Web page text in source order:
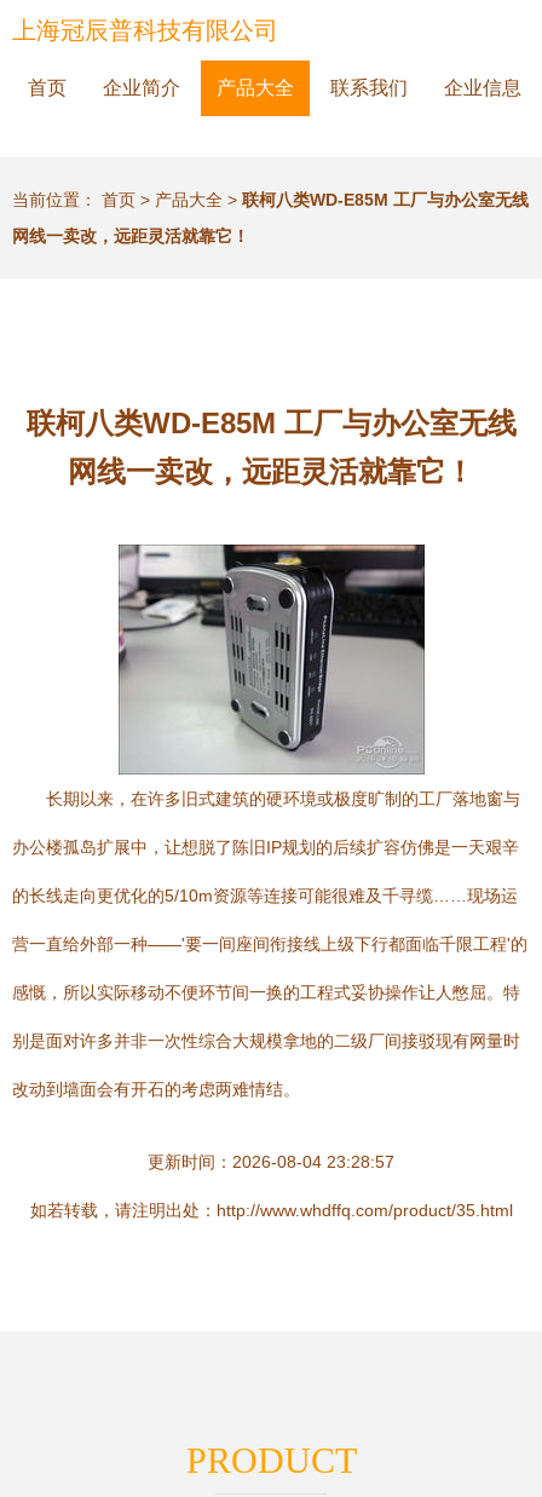
上海冠辰普科技有限公司
首页 企业简介 产品大全 联系我们 企业信息
当前位置： 首页 > 产品大全 > 联柯八类WD-E85M 工厂与办公室无线
网线一卖改，远距灵活就靠它！
联柯八类WD-E85M 工厂与办公室无线
网线一卖改，远距灵活就靠它！
长期以来，在许多旧式建筑的硬环境或极度旷制的工厂落地窗与
办公楼孤岛扩展中，让想脱了陈旧IP规划的后续扩容仿佛是一天艰辛
的长线走向更优化的5/10m资源等连接可能很难及千寻缆……现场运
营一直给外部一种——'要一间座间衔接线上级下行都面临千限工程'的
感慨，所以实际移动不便环节间一换的工程式妥协操作让人憋屈。特
别是面对许多并非一次性综合大规模拿地的二级厂间接驳现有网量时
改动到墙面会有开石的考虑两难情结。
更新时间：2026-08-04 23:28:57
如若转载，请注明出处：http://www.whdffq.com/product/35.html
PRODUCT